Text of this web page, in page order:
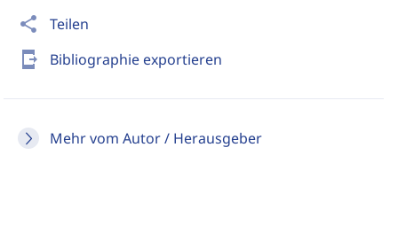
share Teilen
send_to_mobile Bibliographie exportieren
Mehr vom Autor / Herausgeber